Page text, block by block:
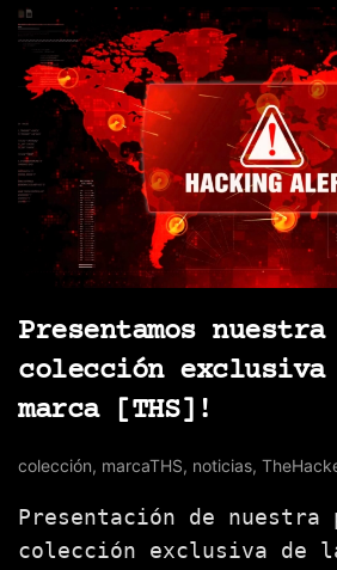
Presentamos
colección
marca [THS]!
colección, marcaTHS, noticias,
Presentación de nuestra
colección exclusiva de